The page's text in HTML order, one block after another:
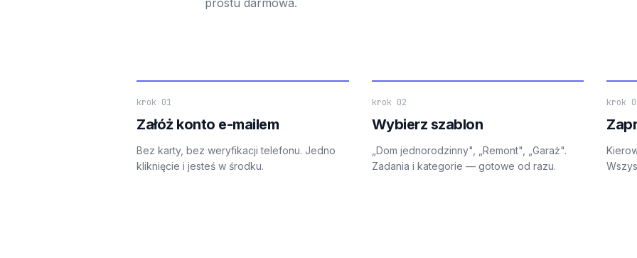
krok 01
Załóż konto e-mailem
Bez karty, bez weryfikacji telefonu. Jedno
kliknięcie i jesteś w środku.
krok 02
Wybierz szablon
„Dom jednorodzinny", „Remont", „Garaż".
Zadania i kategorie — gotowe od razu.
krok